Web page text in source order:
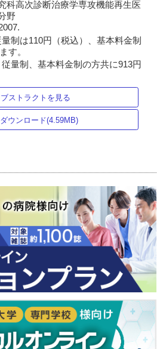
科高次診断治療学専攻機能再生医
野
制は110円（税込）、基本料金制
す。
量制、基本料金制の方共に913円
ストラクトを見る
ウンロード(4.59MB)